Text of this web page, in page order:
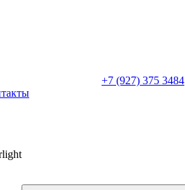
+7 (927) 375 3484